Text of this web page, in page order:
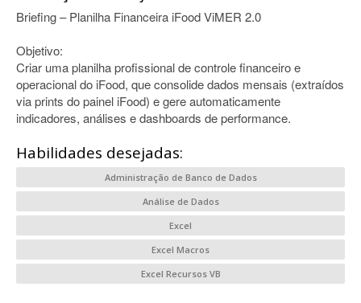
Briefing – Planilha Financeira iFood ViMER 2.0
Objetivo:
Criar uma planilha profissional de controle financeiro e
operacional do iFood, que consolide dados mensais (extraídos
via prints do painel iFood) e gere automaticamente
indicadores, análises e dashboards de performance.
Habilidades desejadas:
Administração de Banco de Dados
Análise de Dados
Excel
Excel Macros
Excel Recursos VB